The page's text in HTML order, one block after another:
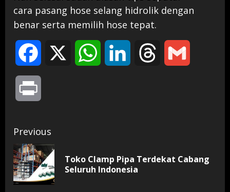
cara pasang hose selang hidrolik dengan
benar serta memilih hose tepat.
Facebook WhatsAppLinkedIn Threads
Continue
Reading
Previous
Toko Clamp Pipa Terdekat Cabang
Seluruh Indonesia